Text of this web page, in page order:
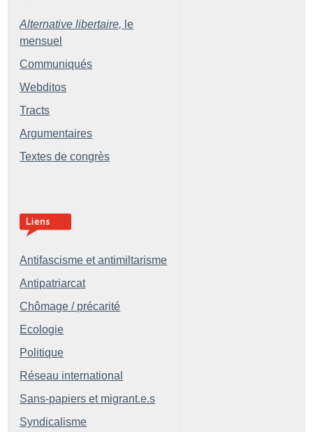
Alternative libertaire, le
mensuel
Communiqués
Webditos
Tracts
Argumentaires
Textes de congrès
Antifascisme et antimiltarisme
Antipatriarcat
Chômage / précarité
Ecologie
Politique
Réseau international
Sans-papiers et migrant.e.s
Syndicalisme